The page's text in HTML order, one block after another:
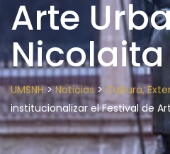
Arte
Nicolaita
UMSNH>Noticias> Cultura,
institucionalizar el Festival de